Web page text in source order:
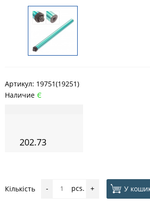
Артикул: 19751(19251)
Наличие Є
202.73
Кількість - pcs. + У